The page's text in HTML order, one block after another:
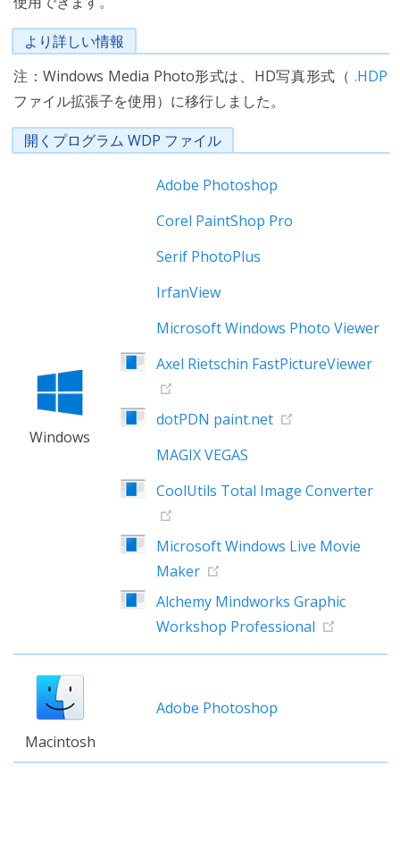
より詳しい情報
注：Windows Media Photo形式は、HD写真形式（ .HDP
ファイル拡張子を使用）に移行しました。
開くプログラム WDP ファイル
Windows
Adobe Photoshop
Corel PaintShop Pro
Serif PhotoPlus
IrfanView
Microsoft Windows Photo Viewer
Axel Rietschin FastPictureViewer
dotPDN paint.net
MAGIX VEGAS
CoolUtils Total Image Converter
Microsoft Windows Live Movie
Maker
Alchemy Mindworks Graphic
Workshop Professional
Macintosh
Adobe Photoshop